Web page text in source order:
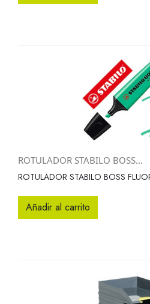
ROTULADOR STABILO BOSS...
ROTULADOR STABILO BOSS
Añadir al carrito